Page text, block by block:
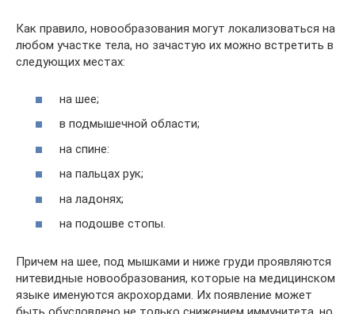
Как правило, новообразования могут локализоваться на
любом участке тела, но зачастую их можно встретить в
следующих местах:
на шее;
в подмышечной области;
на спине:
на пальцах рук;
на ладонях;
на подошве стопы.
Причем на шее, под мышками и ниже груди проявляются
нитевидные новообразования, которые на медицинском
языке именуются акрохордами. Их появление может